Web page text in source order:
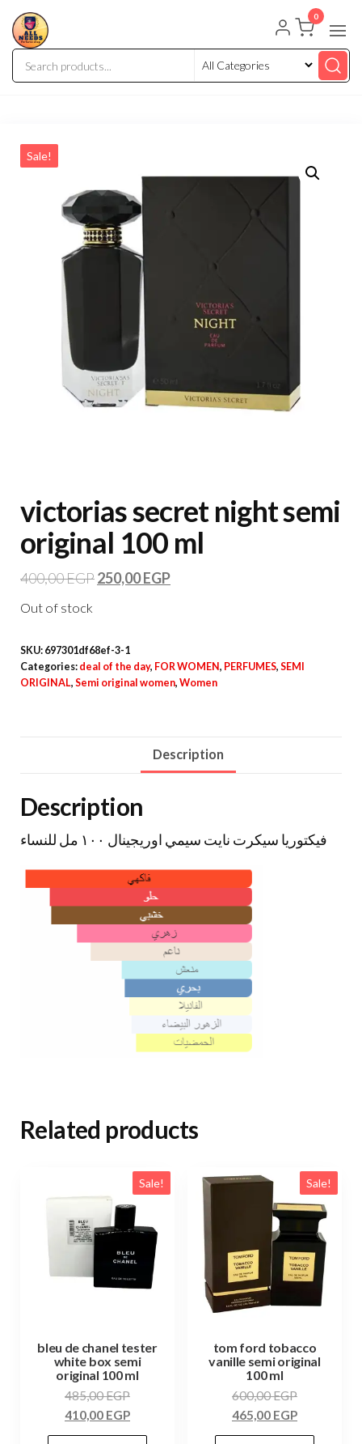
0
Sale!
victorias secret night semi
original 100 ml
400,00EGP250,00EGP
Out of stock
SKU: 697301df68ef-3-1
Categories: deal of the day, FOR WOMEN, PERFUMES, SEMI
ORIGINAL, Semi original women, Women
Description
Description
فيكتوريا سيكرت نايت سيمي اوريجينال ١٠٠ مل للنساء
Related products
Sale!
bleu de chanel tester
white box semi
original 100 ml
485,00EGP
410,00 EGP
Sale!
tom ford tobacco
vanille semi original
100 ml
600,00EGP
465,00 EGP